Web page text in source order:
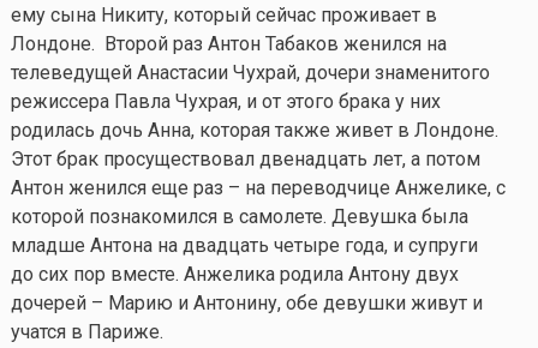
ему сына Никиту, который сейчас проживает в
Лондоне. Второй раз Антон Табаков женился на
телеведущей Анастасии Чухрай, дочери знаменитого
режиссера Павла Чухрая, и от этого брака у них
родилась дочь Анна, которая также живет в Лондоне.
Этот брак просуществовал двенадцать лет, а потом
Антон женился еще раз – на переводчице Анжелике, с
которой познакомился в самолете. Девушка была
младше Антона на двадцать четыре года, и супруги
до сих пор вместе. Анжелика родила Антону двух
дочерей – Марию и Антонину, обе девушки живут и
учатся в Париже.